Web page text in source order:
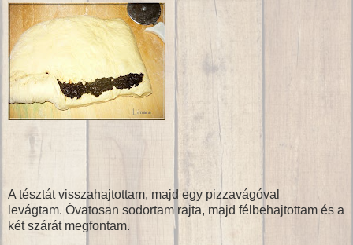
A tésztát visszahajtottam, majd egy pizzavágóval
levágtam. Óvatosan sodortam rajta, majd félbehajtottam és a
két szárát megfontam.